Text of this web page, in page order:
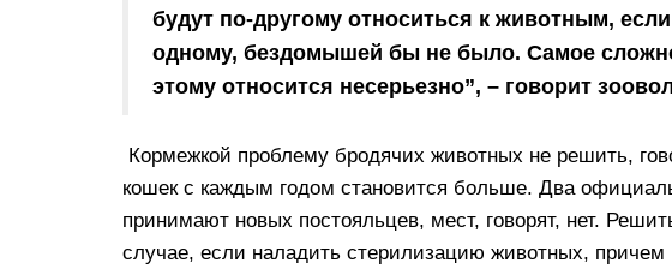
будут по-другому относиться к животным,
одному, бездомышей бы не было. Самое
этому относится несерьезно”, – говорит
Кормежкой проблему бродячих животных не решить,
кошек с каждым годом становится больше. Два
принимают новых постояльцев, мест, говорят, нет.
случае, если наладить стерилизацию животных, причем